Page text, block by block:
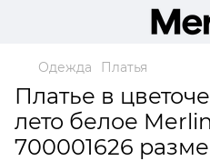
Одежда Платья
Платье в
лето белое
700001626